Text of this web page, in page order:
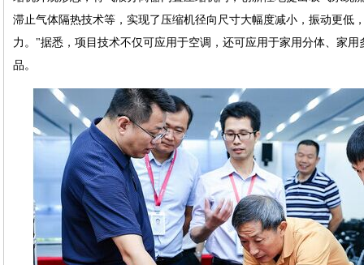
滞止气体隔热技术等，实现了压缩机径向尺寸大幅度减小，振动更低
力。"据悉，项目技术不仅可应用于空调，还可应用于家用分体、家
品。